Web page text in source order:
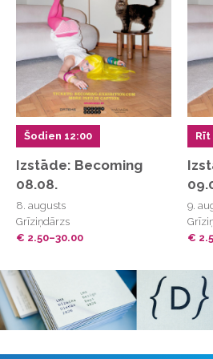
Champagne David
Château Peybonhomme-
De Mena
Domaine de Lucey
Domaine Prieuré Roch
Jean-Philippe Padié
Les Enfants Sauvages
La Maison de la Chapelle
La Soufrandière
Vaudoisey-Creusefond
Shuette
Élise Dechannes
(VIETA
Château de Béru
Vignoble du Rêveur
Domaine Charles Frey
Château de Bois Brinçon
Domaine Berry-Althoff
Šodien 12:00
Izstāde: Becoming
08.08.
8. augusts
Grīziņdārzs
€ 2.50–30.00
Rīt
9.
€